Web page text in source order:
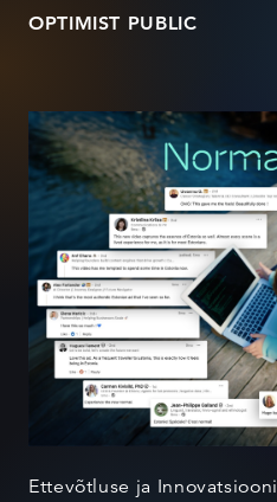
OPTIMIST PUBLIC
Ettevõtluse ja